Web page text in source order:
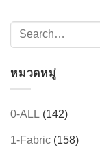
หมวดหมู่
0-ALL (142)
1-Fabric (158)